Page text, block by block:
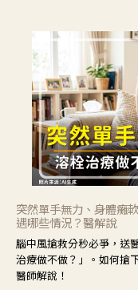
突然單手無力、身體癱
遇哪些情況？醫解說
腦中風搶救分秒必爭，送
治療做不做？」。如何搶
醫師解說！